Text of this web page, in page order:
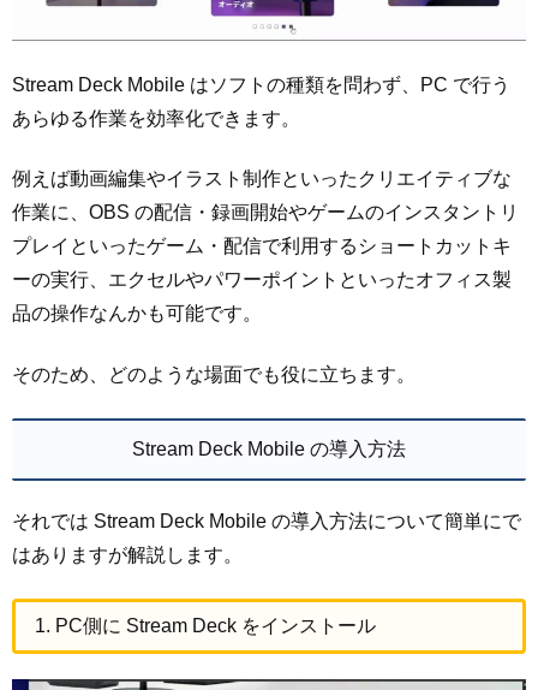
Stream Deck Mobile はソフトの種類を問わず、PC で行う
あらゆる作業を効率化できます。
例えば動画編集やイラスト制作といったクリエイティブな
作業に、OBS の配信・録画開始やゲームのインスタントリ
プレイといったゲーム・配信で利用するショートカットキ
ーの実行、エクセルやパワーポイントといったオフィス製
品の操作なんかも可能です。
そのため、どのような場面でも役に立ちます。
Stream Deck Mobile の導入方法
それでは Stream Deck Mobile の導入方法について簡単にで
はありますが解説します。
1. PC側に Stream Deck をインストール